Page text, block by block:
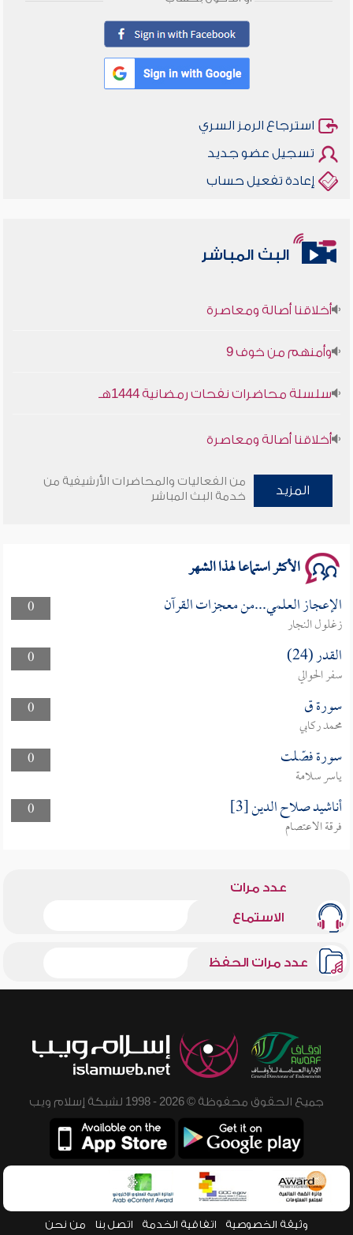
استرجاع الرمز السري
تسجيل عضو جديد
إعادة تفعيل حساب
البث المباشر
أخلاقنا أصالة ومعاصرة
وأمنهم من خوف 9
أخلاقنا أصالة ومعاصرة
المزيد
من الفعاليات والمحاضرات الأرشيفية من
خدمة البث المباشر
الأكثر استماعا لهذا الشهر
0 الإعجاز العلمي...من معجزات القرآن
زغلول النجار
0
القدر (24)
سفر الحوالي
0
سورة ق
محمد ركابي
0
سورة فصّلت
ياسر سلامة
0
أناشيد صلاح الدين [3]
فرقة الاعتصام
عدد مرات
الاستماع
عدد مرات الحفظ
جميع الحقوق محفوظة © 2026 - 1998 لشبكة إسلام ويب
وثيقة الخصوصية اتفاقية الخدمة اتصل بنا من نحن